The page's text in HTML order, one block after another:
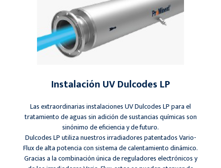
Instalación UV Dulcodes LP
Las extraordinarias instalaciones UV Dulcodes LP para el
tratamiento de aguas sin adición de sustancias químicas son
sinónimo de eficiencia y de futuro.
Dulcodes LP utiliza nuestros irradiadores patentados Vario-
Flux de alta potencia con sistema de calentamiento dinámico.
Gracias a la combinación única de reguladores electrónicos y